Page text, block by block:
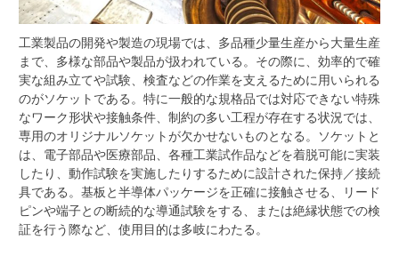
工業製品の開発や製造の現場では、多品種少量生産から大量生産
まで、多様な部品や製品が扱われている。 その際に、効率的で確
実な組み立てや試験、検査などの作業を支えるために用いられる
のがソケットである。特に一般的な規格品では対応できない特殊
なワーク形状や接触条件、制約の多い工程が存在する状況では、
専用のオリジナルソケットが欠かせないものとなる。ソケットと
は、電子部品や医療部品、各種工業試作品などを着脱可能に実装
したり、動作試験を実施したりするために設計された保持／接続
具である。基板と半導体パッケージを正確に接触させる、リード
ピンや端子との断続的な導通試験をする、または絶縁状態での検
証を行う際など、使用目的は多岐にわたる。